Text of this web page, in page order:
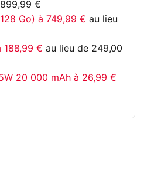
€
Go) à 749,99 € au lieu
188,99 € au lieu de 249,00
20 000 mAh à 26,99 €